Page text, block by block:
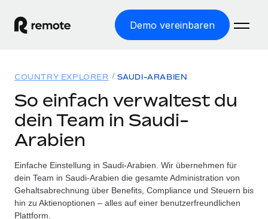
Demo vereinbaren
WELTWEITE BESCHÄFTIGUNG
Globale Payroll
Employer of Record
Weltweites Wachstum ohne Kosten für Niederlassungen
Lösungen
Country Explorer
Länderspezifische Unterstützung bei der Einstellung
Explorer für US-Bundesstaaten
Ressourcen
TOOLS UND RECHNER
Scheinselbstständigkeitsrisiko berechnen
Länderspezifische Einschätzung des
Preise
COUNTRY EXPLORER SAUDI-ARABIEN
So einfach verwaltest du
dein Team in Saudi-
Arabien
Einfache Einstellung in Saudi-Arabien. Wir übernehmen für
dein Team in Saudi-Arabien die gesamte Administration von
Gehaltsabrechnung über Benefits, Compliance und Steuern bis
hin zu Aktienoptionen – alles auf einer benutzerfreundlichen
Plattform.